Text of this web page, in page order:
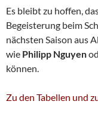
Es bleibt zu hoffen,
Begeisterung beim
nächsten Saison aus
wie Philipp Nguyen
können.
Zu den Tabellen und